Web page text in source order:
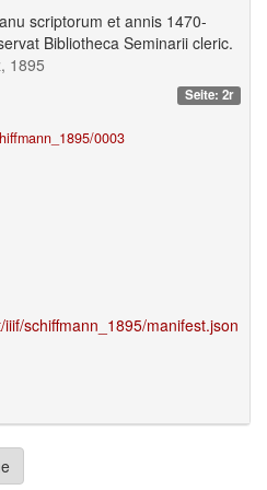
scriptorum et annis 1470-
Bibliotheca Seminarii cleric.
1895
Seite: 2r
0003
schiffmann_1895/manifest.json